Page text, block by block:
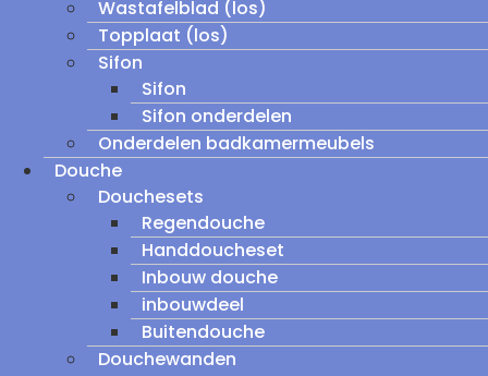
Wastafelblad (los)
Topplaat (los)
Sifon
Sifon
Sifon onderdelen
Onderdelen badkamermeubels
Douche
Douchesets
Regendouche
Handdoucheset
Inbouw douche
inbouwdeel
Buitendouche
Douchewanden